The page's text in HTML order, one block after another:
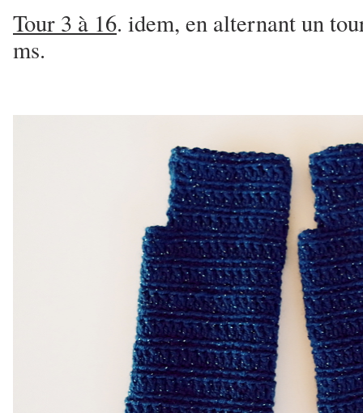
Tour 3 à 16. idem, en alternant un
ms.